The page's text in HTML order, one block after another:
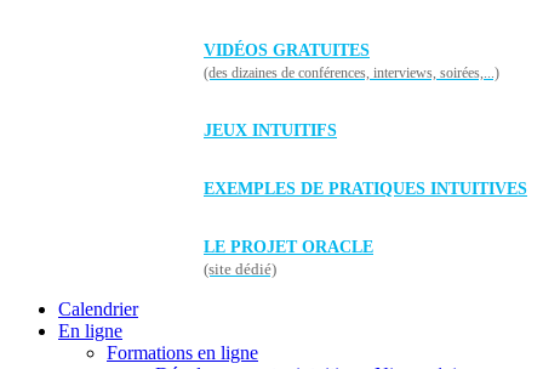
VIDÉOS GRATUITES
(des dizaines de conférences, interviews, soirées,...)
JEUX INTUITIFS
EXEMPLES DE PRATIQUES INTUITIVES
LE PROJET ORACLE
(site dédié)
Calendrier
En ligne
Formations en ligne